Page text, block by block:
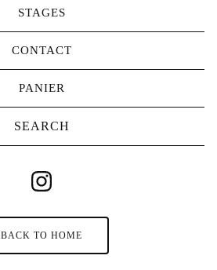
STAGES
CONTACT
PANIER
BACK TO HOME